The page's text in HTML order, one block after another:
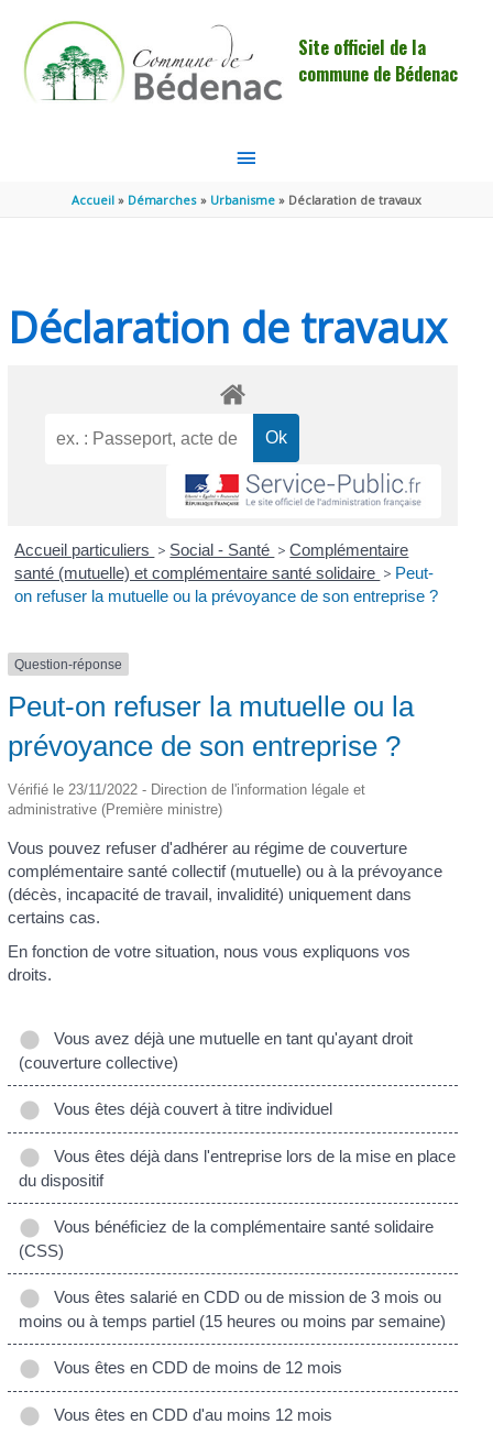
Site officiel de la
commune de Bédenac
MENU
PRINCIPAL
Accueil Démarches Urbanisme Déclaration de travaux
Déclaration de travaux
Accueil particuliers > Social - Santé > Complémentaire
santé (mutuelle) et complémentaire santé solidaire > Peut-
on refuser la mutuelle ou la prévoyance de son entreprise ?
Question-réponse
Peut-on refuser la mutuelle ou la
prévoyance de son entreprise ?
Vérifié le 23/11/2022 - Direction de l'information légale et
administrative (Première ministre)
Vous pouvez refuser d'adhérer au régime de couverture
complémentaire santé collectif (mutuelle) ou à la prévoyance
(décès, incapacité de travail, invalidité) uniquement dans
certains cas.
En fonction de votre situation, nous vous expliquons vos
droits.
Vous avez déjà une mutuelle en tant qu'ayant droit
(couverture collective)
Vous êtes déjà couvert à titre individuel
Vous êtes déjà dans l'entreprise lors de la mise en place
du dispositif
Vous bénéficiez de la complémentaire santé solidaire
(CSS)
Vous êtes salarié en CDD ou de mission de 3 mois ou
moins ou à temps partiel (15 heures ou moins par semaine)
Vous êtes en CDD de moins de 12 mois
Vous êtes en CDD d'au moins 12 mois